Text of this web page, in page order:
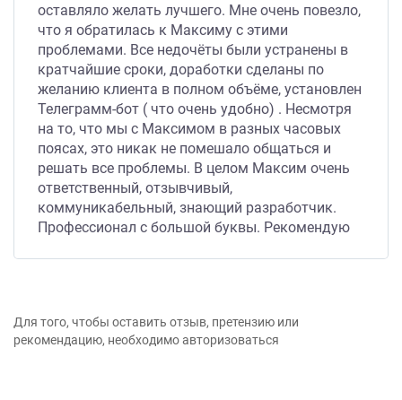
оставляло желать лучшего. Мне очень повезло,
что я обратилась к Максиму с этими
проблемами. Все недочёты были устранены в
кратчайшие сроки, доработки сделаны по
желанию клиента в полном объёме, установлен
Телеграмм-бот ( что очень удобно) . Несмотря
на то, что мы с Максимом в разных часовых
поясах, это никак не помешало общаться и
решать все проблемы. В целом Максим очень
ответственный, отзывчивый,
коммуникабельный, знающий разработчик.
Профессионал с большой буквы. Рекомендую
Для того, чтобы оставить отзыв, претензию или
рекомендацию, необходимо авторизоваться